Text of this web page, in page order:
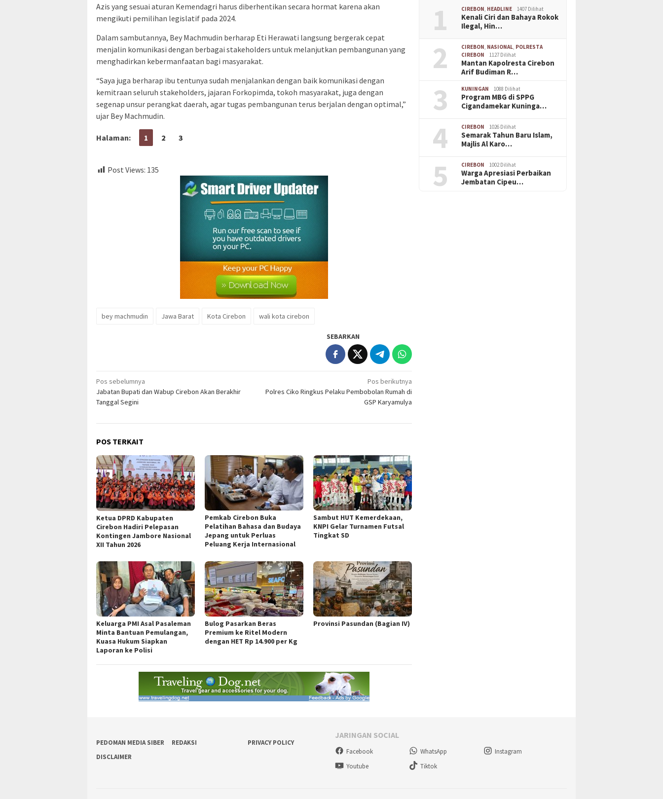
Azis yang sesuai aturan Kemendagri harus diberhentikan secara hormat karena akan
mengikuti pemilihan legislatif pada 2024.
Dalam sambutannya, Bey Machmudin berharap Eti Herawati langsung bergerak cepat
menjalin komunikasi dengan berbagai stakeholders untuk melanjutkan pembangunan yang
menghadirkan kebermanfaatan bagi masyarakat.
“Saya juga berharap ibu tentunya sudah menjalankan dengan baik komunikasi dengan
kemitraan seluruh stakeholders, jajaran Forkopimda, tokoh masyarakat, juga dengan
segenap unsur perangkat daerah, agar tugas pembangunan terus berjalan dengan optimal,”
ujar Bey Machmudin.
Halaman: 1 2 3
Post Views: 135
bey machmudin Jawa Barat Kota Cirebon wali kota cirebon
SEBARKAN
Navigasi
pos
Pos sebelumnya
Jabatan Bupati dan Wabup Cirebon Akan Berakhir
Tanggal Segini
Pos berikutnya
Polres Ciko Ringkus Pelaku Pembobolan Rumah di
GSP Karyamulya
POS TERKAIT
Ketua DPRD Kabupaten
Cirebon Hadiri Pelepasan
Kontingen Jambore Nasional
XII Tahun 2026
Pemkab Cirebon Buka
Pelatihan Bahasa dan Budaya
Jepang untuk Perluas
Peluang Kerja Internasional
Sambut HUT Kemerdekaan,
KNPI Gelar Turnamen Futsal
Tingkat SD
Keluarga PMI Asal Pasaleman
Minta Bantuan Pemulangan,
Kuasa Hukum Siapkan
Laporan ke Polisi
Bulog Pasarkan Beras
Premium ke Ritel Modern
dengan HET Rp 14.900 per Kg
Provinsi Pasundan (Bagian IV)
1 CIREBON HEADLINE 1407 Dilihat
Kenali Ciri dan Bahaya Rokok
Ilegal, Hin…
2 CIREBON NASIONAL POLRESTA
CIREBON
1127 Dilihat
Mantan Kapolresta Cirebon
Arif Budiman R…
3 KUNINGAN 1088 Dilihat
Program MBG di SPPG
Cigandamekar Kuninga…
4 CIREBON 1026 Dilihat
Semarak Tahun Baru Islam,
Majlis Al Karo…
5 CIREBON 1002 Dilihat
Warga Apresiasi Perbaikan
Jembatan Cipeu…
PEDOMAN MEDIA SIBER REDAKSI
PRIVACY POLICY
DISCLAIMER
JARINGAN SOCIAL
Facebook WhatsApp
Instagram
Youtube
Tiktok